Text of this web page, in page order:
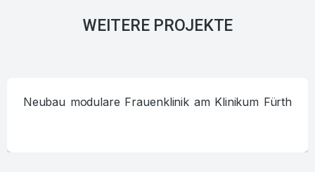
WEITERE PROJEKTE
Neubau modulare Frauenklinik am Klinikum Fürth